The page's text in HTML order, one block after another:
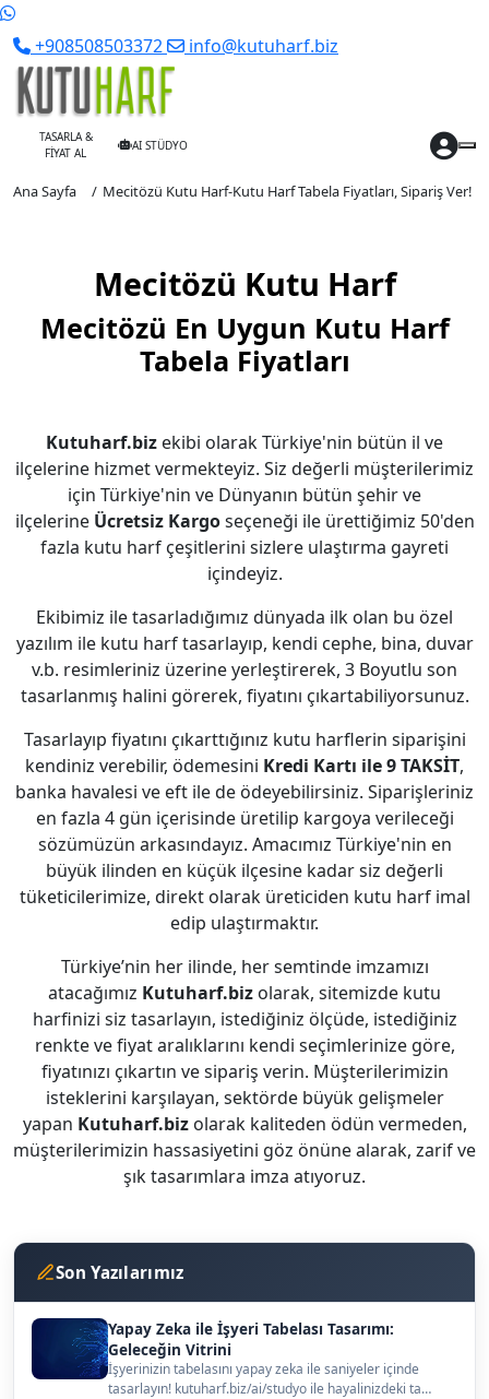
+908508503372 info@kutuharf.biz
TASARLA &
FİYAT AL
AI STÜDYO
Ana Sayfa Mecitözü Kutu Harf-Kutu Harf Tabela Fiyatları, Sipariş Ver!
Mecitözü Kutu Harf
Mecitözü En Uygun Kutu Harf
Tabela Fiyatları
Kutuharf.biz ekibi olarak Türkiye'nin bütün il ve
ilçelerine hizmet vermekteyiz. Siz değerli müşterilerimiz
için Türkiye'nin ve Dünyanın bütün şehir ve
ilçelerine Ücretsiz Kargoseçeneği ile ürettiğimiz 50'den
fazla kutu harf çeşitlerini sizlere ulaştırma gayreti
içindeyiz.
Ekibimiz ile tasarladığımız dünyada ilk olan bu özel
yazılım ile kutu harf tasarlayıp, kendi cephe, bina, duvar
v.b. resimleriniz üzerine yerleştirerek, 3 Boyutlu son
tasarlanmış halini görerek, fiyatını çıkartabiliyorsunuz.
Tasarlayıp fiyatını çıkarttığınız kutu harflerin siparişini
kendiniz verebilir, ödemesini Kredi Kartı ile 9 TAKSİT,
banka havalesi ve eft ile de ödeyebilirsiniz. Siparişleriniz
en fazla 4 gün içerisinde üretilip kargoya verileceği
sözümüzün arkasındayız. Amacımız Türkiye'nin en
büyük ilinden en küçük ilçesine kadar siz değerli
tüketicilerimize, direkt olarak üreticiden kutu harf imal
edip ulaştırmaktır.
Türkiye’nin her ilinde, her semtinde imzamızı
atacağımız Kutuharf.biz olarak, sitemizde kutu
harfinizi siz tasarlayın, istediğiniz ölçüde, istediğiniz
renkte ve fiyat aralıklarını kendi seçimlerinize göre,
fiyatınızı çıkartın ve sipariş verin. Müşterilerimizin
isteklerini karşılayan, sektörde büyük gelişmeler
yapan Kutuharf.biz olarak kaliteden ödün vermeden,
müşterilerimizin hassasiyetini göz önüne alarak, zarif ve
şık tasarımlara imza atıyoruz.
Son Yazılarımız
Yapay Zeka ile İşyeri Tabelası Tasarımı:
Geleceğin Vitrini
İşyerinizin tabelasını yapay zeka ile saniyeler içinde
tasarlayın! kutuharf.biz/ai/studyo ile hayalinizdeki ta…